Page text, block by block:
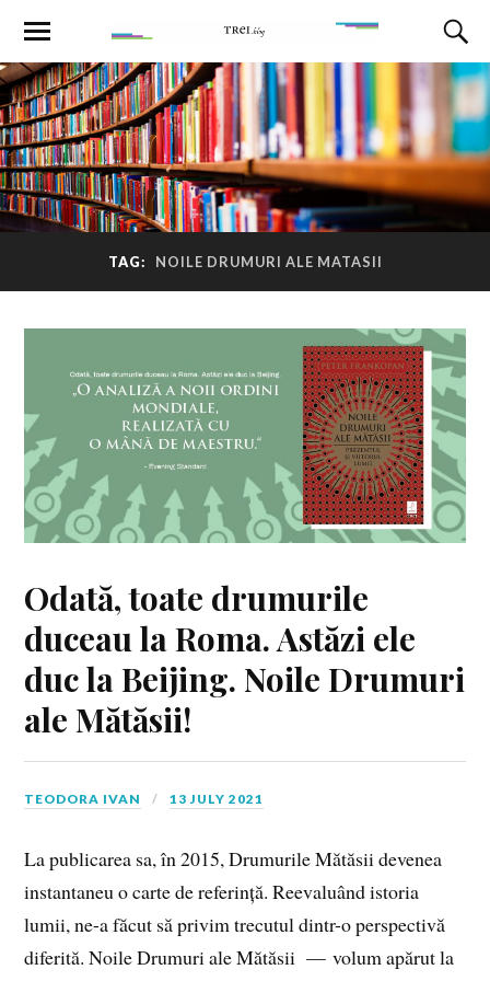
TAG: NOILE DRUMURI ALE MATASII
Odată, toate drumurile
duceau la Roma. Astăzi ele
duc la Beijing. Noile Drumuri
ale Mătăsii!
TEODORA IVAN 13 JULY 2021
La publicarea sa, în 2015, Drumurile Mătăsii devenea
instantaneu o carte de referință. Reevaluând istoria
lumii, ne-a făcut să privim trecutul dintr-o perspectivă
diferită. Noile Drumuri ale Mătăsii — volum apărut la